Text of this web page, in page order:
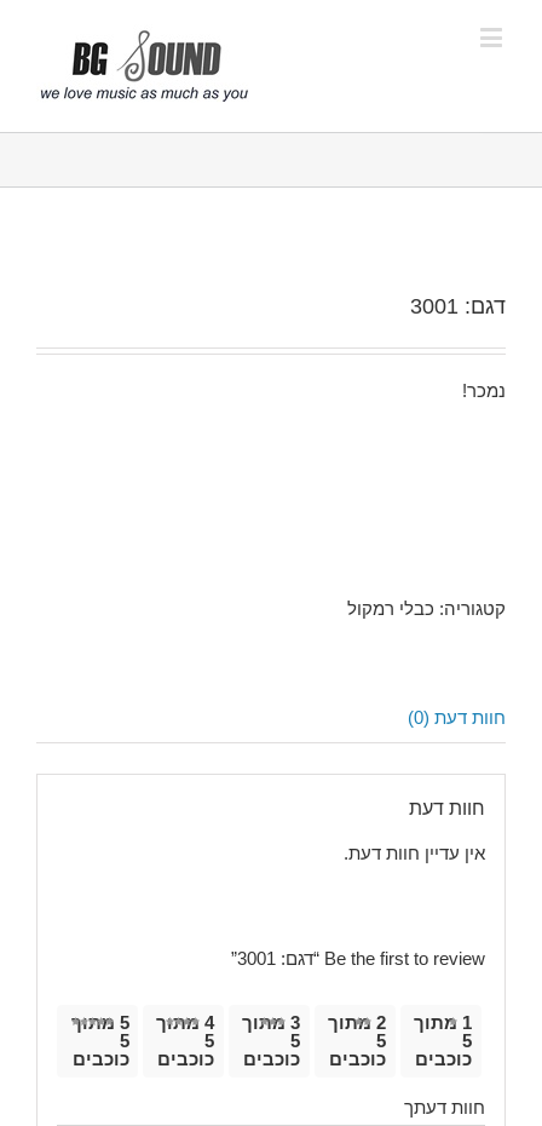
דגם: 3001
נמכר!
קטגוריה: כבלי רמקול
חוות דעת (0)
חוות דעת
אין עדיין חוות דעת.
Be the first to review “דגם: 3001”
1 מתוך
5
כוכבים
2 מתוך
5
כוכבים
3 מתוך
5
כוכבים
4 מתוך
5
כוכבים
5 מתוך
5
כוכבים
חוות דעתך